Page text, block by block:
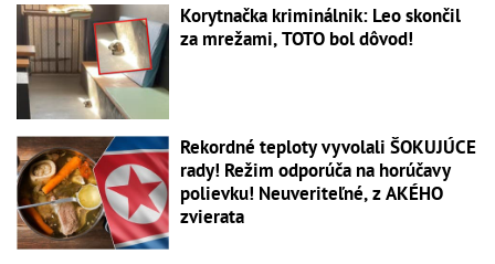
Korytnačka kriminálnik: Leo skončil
za mrežami, TOTO bol dôvod!
Rekordné teploty vyvolali ŠOKUJÚCE
rady! Režim odporúča na horúčavy
polievku! Neuveriteľné, z AKÉHO
zvierata